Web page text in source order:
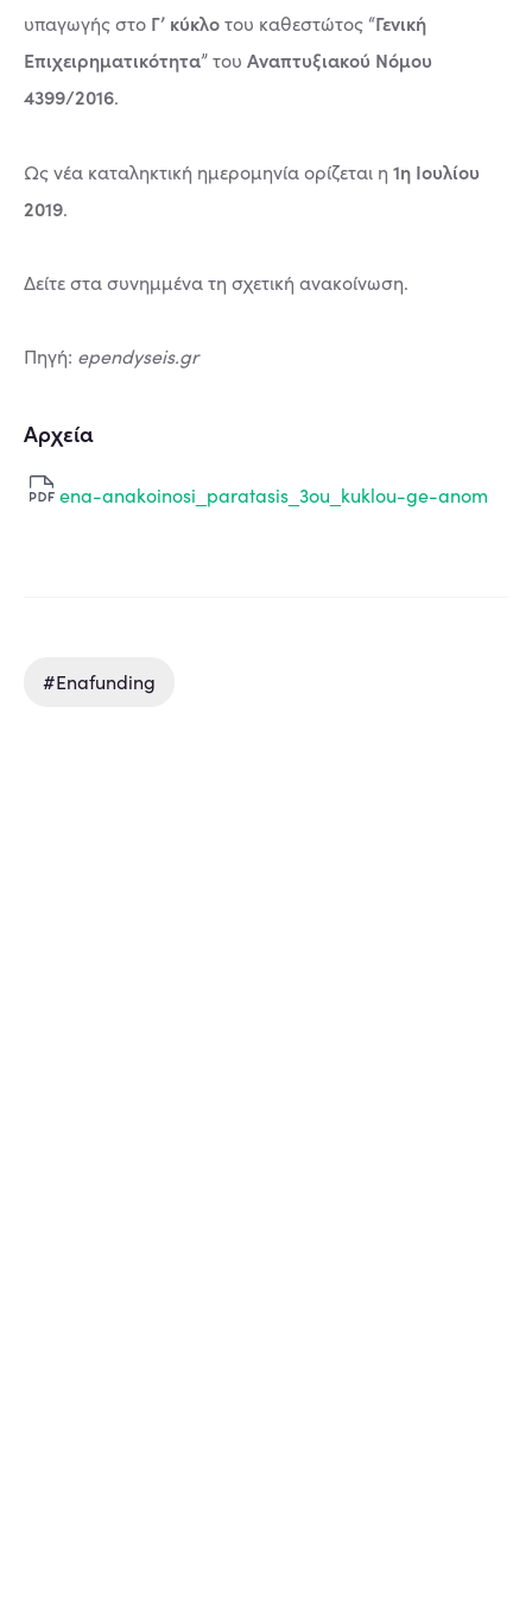
υπαγωγής στο Γ’ κύκλοτου καθεστώτος “Γενική
Επιχειρηματικότητα” του Αναπτυξιακού Νόμου
4399/2016.
Ως νέα καταληκτική ημερομηνία ορίζεται η 1η Ιουλίου
2019.
Δείτε στα συνημμένα τη σχετική ανακοίνωση.
Πηγή: ependyseis.gr
Αρχεία
ena-anakoinosi_paratasis_3ou_kuklou-ge-anom
#enafunding